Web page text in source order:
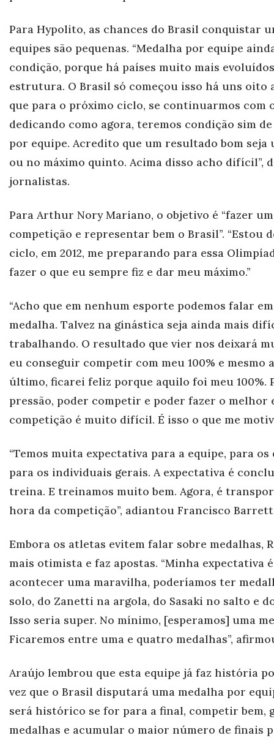
Para Hypolito, as chances do Brasil conquistar
equipes são pequenas. “Medalha por equipe
condição, porque há países muito mais
estrutura. O Brasil só começou isso há uns oito
que para o próximo ciclo, se continuarmos com
dedicando como agora, teremos condição sim
por equipe. Acredito que um resultado bom seja
ou no máximo quinto. Acima disso acho difícil”,
jornalistas.
Para Arthur Nory Mariano, o objetivo é “fazer
competição e representar bem o Brasil”. “Estou
ciclo, em 2012, me preparando para essa
fazer o que eu sempre fiz e dar meu máximo.”
“Acho que em nenhum esporte podemos falar
medalha. Talvez na ginástica seja ainda mais
trabalhando. O resultado que vier nos deixará
eu conseguir competir com meu 100% e mesmo
último, ficarei feliz porque aquilo foi meu 100%.
pressão, poder competir e poder fazer o melhor
competição é muito difícil. É isso o que me
“Temos muita expectativa para a equipe, para
para os individuais gerais. A expectativa é
treina. E treinamos muito bem. Agora, é
hora da competição”, adiantou Francisco
Embora os atletas evitem falar sobre medalhas,
mais otimista e faz apostas. “Minha expectativa
acontecer uma maravilha, poderíamos ter
solo, do Zanetti na argola, do Sasaki no salto e
Isso seria super. No mínimo, [esperamos] uma
Ficaremos entre uma e quatro medalhas”,
Araújo lembrou que esta equipe já faz história
vez que o Brasil disputará uma medalha por
será histórico se for para a final, competir bem,
medalhas e acumular o maior número de finais